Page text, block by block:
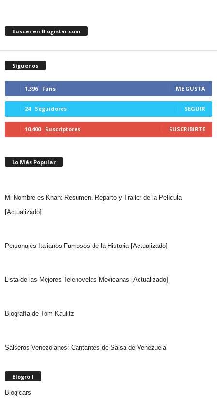
Buscar en Blogistar.com
Síguenos
1,396 Fans ME GUSTA
24 Seguidores SEGUIR
10,400 Suscriptores SUSCRIBIRTE
Lo Más Popular
Mi Nombre es Khan: Resumen, Reparto y Trailer de la Película
[Actualizado]
Personajes Italianos Famosos de la Historia [Actualizado]
Lista de las Mejores Telenovelas Mexicanas [Actualizado]
Biografía de Tom Kaulitz
Salseros Venezolanos: Cantantes de Salsa de Venezuela
Blogroll
Blogicars